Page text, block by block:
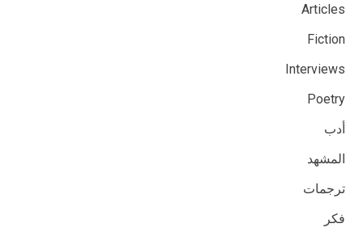
Articles
Fiction
Interviews
Poetry
أدب
المشهد
ترجمات
فكر